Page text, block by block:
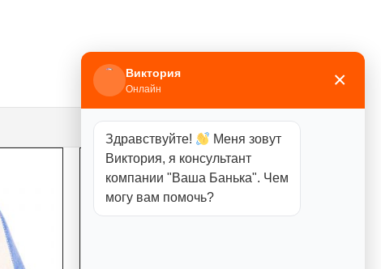
Виктория
Онлайн ×
Здравствуйте!
Меня зовут
Виктория, я консультант
компании "Ваша Банька". Чем
могу вам помочь?